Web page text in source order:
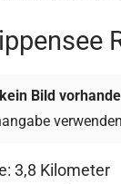
Bild
3,8 Kilometer